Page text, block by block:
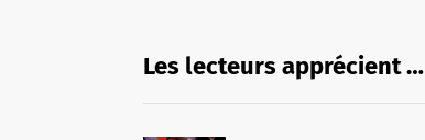
Les lecteurs apprécient …